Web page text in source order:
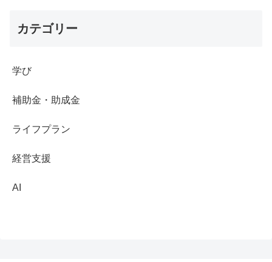
カテゴリー
学び
補助金・助成金
ライフプラン
経営支援
AI